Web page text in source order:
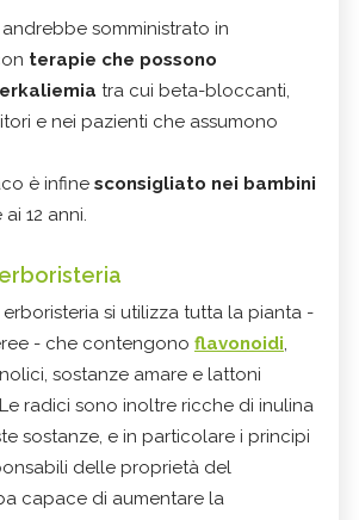
somministrato in
terapie che possono
tra cui beta-bloccanti,
e nei pazienti che assumono
è infine sconsigliato nei bambini
12 anni.
si utilizza tutta la pianta -
- che contengono flavonoidi,
sostanze amare e lattoni
radici sono inoltre ricche di inulina
sostanze, e in particolare i principi
delle proprietà del
capace di aumentare la